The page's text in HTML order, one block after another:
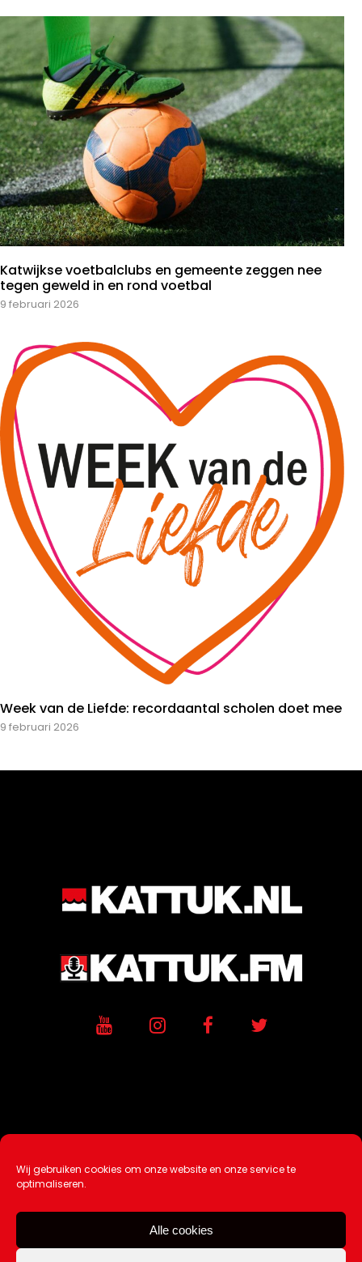
Wij gebruiken cookies om onze website en onze service te
optimaliseren.
Alle cookies
Katwijkse voetbalclubs en gemeente zeggen nee
tegen geweld in en rond voetbal
9 februari 2026
Week van de Liefde: recordaantal scholen doet mee
9 februari 2026
Ontwikkeling / Hosting doorAtSea
Over Ons |Tip de redactie